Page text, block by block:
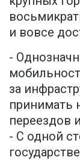
и вовсе
-
за
принимать
переездов
- С одной